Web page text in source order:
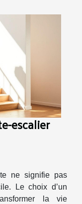
escalier
ne signifie pas
Le choix d’un
la vie